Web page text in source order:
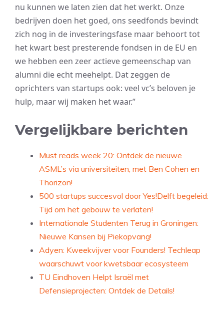
nu kunnen we laten zien dat het werkt. Onze
bedrijven doen het goed, ons seedfonds bevindt
zich nog in de investeringsfase maar behoort tot
het kwart best presterende fondsen in de EU en
we hebben een zeer actieve gemeenschap van
alumni die echt meehelpt. Dat zeggen de
oprichters van startups ook: veel vc’s beloven je
hulp, maar wij maken het waar.”
Vergelijkbare berichten
Must reads week 20: Ontdek de nieuwe
ASML’s via universiteiten, met Ben Cohen en
Thorizon!
500 startups succesvol door Yes!Delft begeleid:
Tijd om het gebouw te verlaten!
Internationale Studenten Terug in Groningen:
Nieuwe Kansen bij Piekopvang!
Adyen: Kweekvijver voor Founders! Techleap
waarschuwt voor kwetsbaar ecosysteem
TU Eindhoven Helpt Israël met
Defensieprojecten: Ontdek de Details!